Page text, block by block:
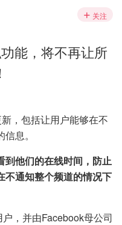
关注
能，将不再让所
，包括让用户能够在不
息。
到他们的在线时间，防止
不通知整个频道的情况下
，并由Facebook母公司